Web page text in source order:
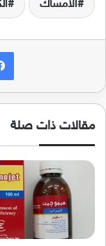
الامساك
مقالات ذات صلة